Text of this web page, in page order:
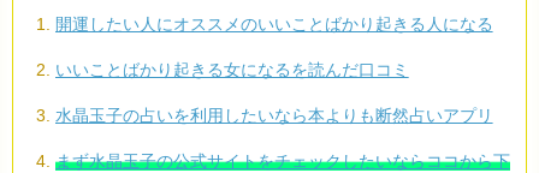
開運したい人にオススメのいいことばかり起きる人になる
いいことばかり起きる女になるを読んだ口コミ
水晶玉子の占いを利用したいなら本よりも断然占いアプリ
まず水晶玉子の公式サイトをチェックしたいならココから下